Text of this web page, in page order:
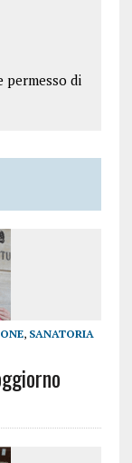
permesso di
, SANATORIA